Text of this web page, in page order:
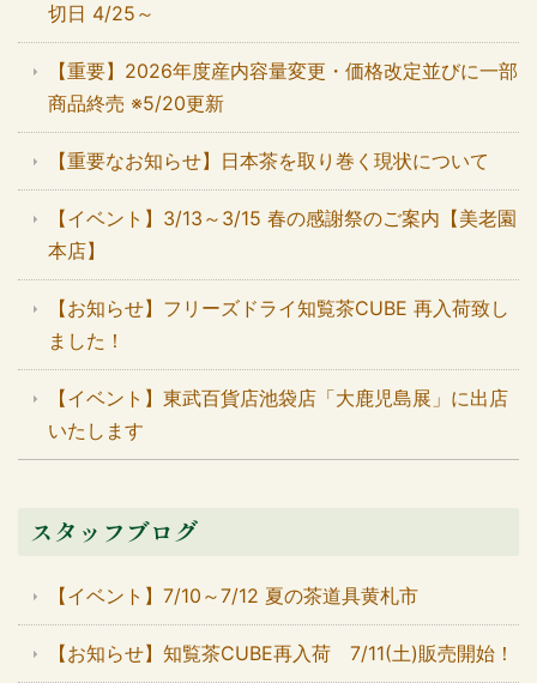
切日 4/25～
【重要】2026年度産内容量変更・価格改定並びに一部
商品終売 ※5/20更新
【重要なお知らせ】日本茶を取り巻く現状について
【イベント】3/13～3/15 春の感謝祭のご案内【美老園
本店】
【お知らせ】フリーズドライ知覧茶CUBE 再入荷致し
ました！
【イベント】東武百貨店池袋店「大鹿児島展」に出店
いたします
スタッフブログ
【イベント】7/10～7/12 夏の茶道具黄札市
【お知らせ】知覧茶CUBE再入荷 7/11(土)販売開始！